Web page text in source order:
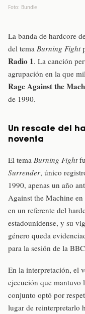
Foto: Bundle
La banda de hardcore
del tema Burning Fight
Radio 1. La canción
agrupación en la que
Rage Against the
de 1990.
Un rescate del
noventa
El tema Burning Fight
Surrender, único
1990, apenas un año
Against the Machine
en un referente del
estadounidense, y su
género queda
para la sesión de la
En la interpretación, el
ejecución que mantuvo
conjunto optó por
lugar de reinterpretarlo